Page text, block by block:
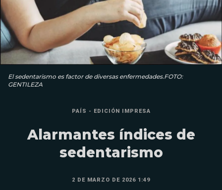
El sedentarismo es factor de diversas enfermedades.FOTO:
GENTILEZA
PAÍS - EDICIÓN IMPRESA
Alarmantes índices de
sedentarismo
2 DE MARZO DE 2026 1:49